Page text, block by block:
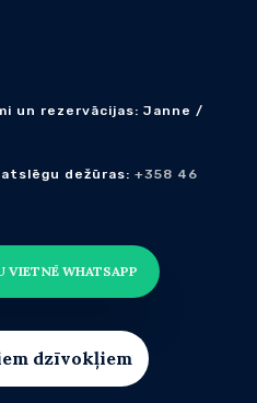
un rezervācijas: Janne /
dežūras: +358 46
VIETNĒ WHATSAPP
dzīvokļiem